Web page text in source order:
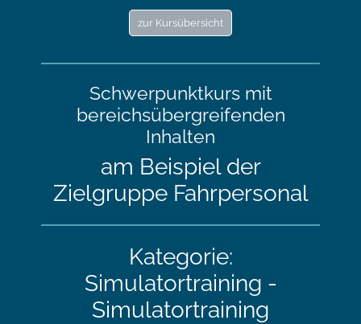
zur Kursübersicht
Schwerpunktkurs mit
bereichsübergreifenden
Inhalten
am Beispiel der
Zielgruppe Fahrpersonal
Kategorie:
Simulatortraining -
Simulatortraining